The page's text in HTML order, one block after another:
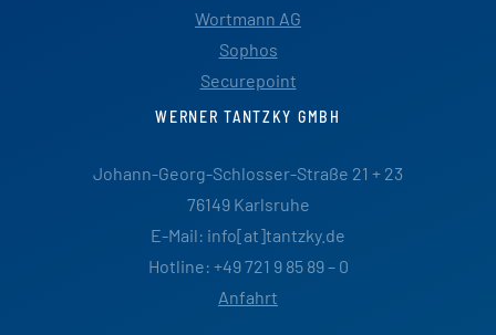
Wortmann AG
Sophos
Securepoint
WERNER TANTZKY GMBH
Johann-Georg-Schlosser-Straße 21 + 23
76149 Karlsruhe
E-Mail: info[at]tantzky.de
Hotline: +49 721 9 85 89 – 0
Anfahrt